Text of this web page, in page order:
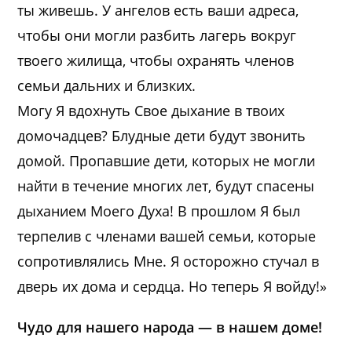
ты живешь. У ангелов есть ваши адреса,
чтобы они могли разбить лагерь вокруг
твоего жилища, чтобы охранять членов
семьи дальних и близких.
Могу Я вдохнуть Свое дыхание в твоих
домочадцев? Блудные дети будут звонить
домой. Пропавшие дети, которых не могли
найти в течение многих лет, будут спасены
дыханием Моего Духа! В прошлом Я был
терпелив с членами вашей семьи, которые
сопротивлялись Мне. Я осторожно стучал в
дверь их дома и сердца. Но теперь Я войду!»
Чудо для нашего народа — в нашем доме!